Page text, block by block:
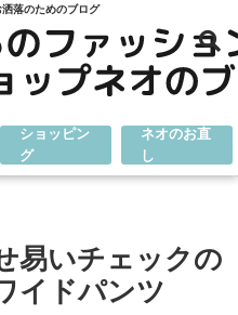
落のためのブログ
ショッピン
グ
ネオのお直
し
易いチェックの
イドパンツ